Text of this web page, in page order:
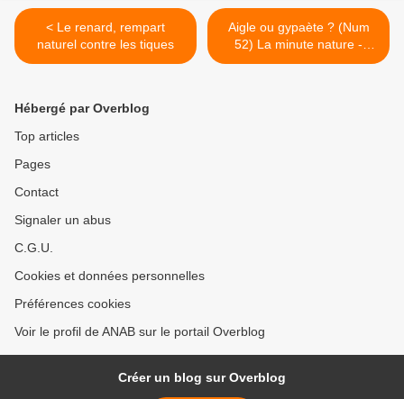
< Le renard, rempart
naturel contre les tiques
Aigle ou gypaète ? (Num
52) La minute nature -
Salamandre >
Hébergé par Overblog
Top articles
Pages
Contact
Signaler un abus
C.G.U.
Cookies et données personnelles
Préférences cookies
Voir le profil de ANAB sur le portail Overblog
Créer un blog sur Overblog